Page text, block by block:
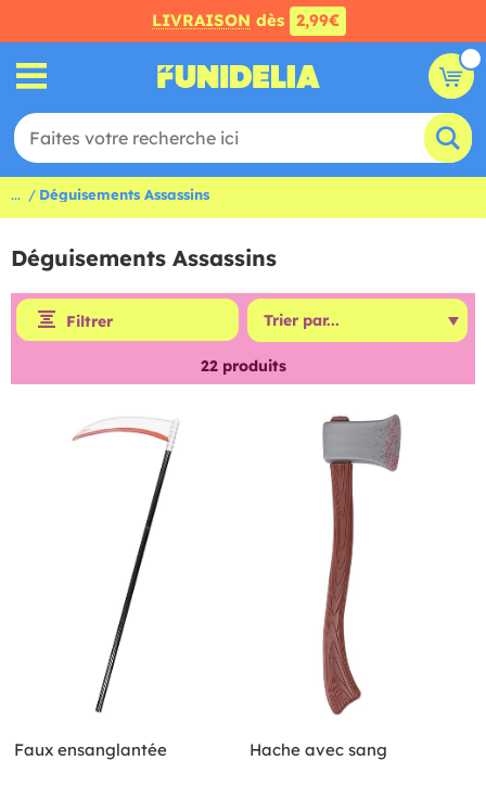
LIVRAISON dès 2,99€
... Déguisements Assassins
Déguisements Assassins
Filtrer
22produits
Faux ensanglantée Hache avec sang